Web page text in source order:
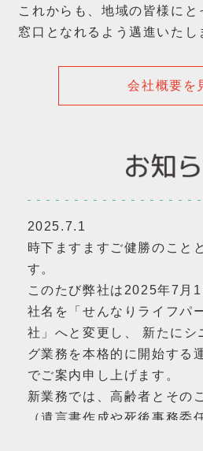
これからも、地域の皆様にと
窓口となれるよう邁進いたし
会社概要を
2025.7.1
時下ますますご健勝のこと
す。
このたび弊社は2025年7月1
社名を「せんなりライフパ
社」へと変更し、 新たにシ
グ業務を本格的に開始する
でご案内申し上げます。
新業務では、高齢者とその
（遺言書作成や死後事務委